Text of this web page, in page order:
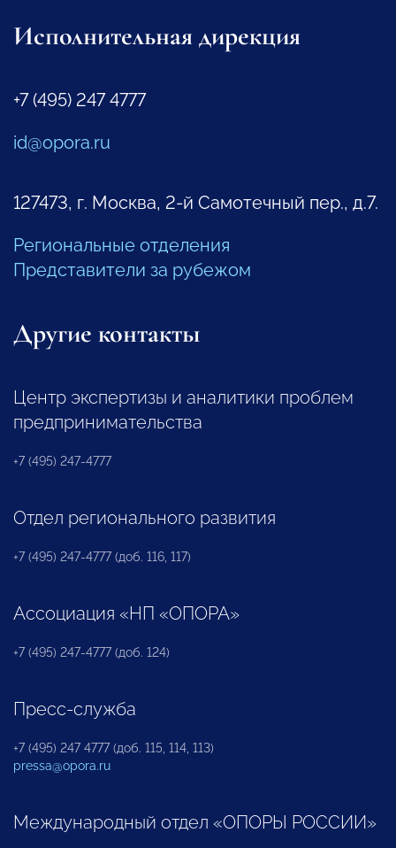
Исполнительная дирекция
+7 (495) 247 4777
id@opora.ru
127473, г. Москва, 2-й Самотечный пер., д.7.
Региональные отделения
Представители за рубежом
Другие контакты
Центр экспертизы и аналитики проблем
предпринимательства
+7 (495) 247-4777
Отдел регионального развития
+7 (495) 247-4777 (доб. 116, 117)
Ассоциация «НП «ОПОРА»
+7 (495) 247-4777 (доб. 124)
Пресс-служба
+7 (495) 247 4777 (доб. 115, 114, 113)
pressa@opora.ru
Международный отдел «ОПОРЫ РОССИИ»